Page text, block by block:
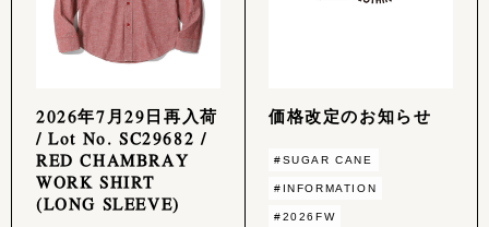
2026年7月29日再入荷
/ Lot No. SC29682 /
RED CHAMBRAY
WORK SHIRT
(LONG SLEEVE)
価格改定のお知らせ
#SUGAR CANE
#INFORMATION
#2026FW